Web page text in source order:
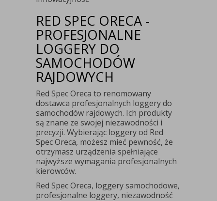
RED SPEC ORECA -
PROFESJONALNE
LOGGERY DO
SAMOCHODÓW
RAJDOWYCH
Red Spec Oreca to renomowany
dostawca profesjonalnych loggery do
samochodów rajdowych. Ich produkty
są znane ze swojej niezawodności i
precyzji. Wybierając loggery od Red
Spec Oreca, możesz mieć pewność, że
otrzymasz urządzenia spełniające
najwyższe wymagania profesjonalnych
kierowców.
Red Spec Oreca, loggery samochodowe,
profesjonalne loggery, niezawodność